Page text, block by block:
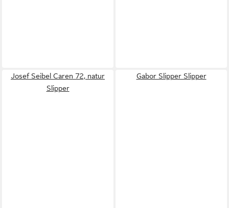
Josef Seibel Caren 72, natur
Slipper
Gabor Slipper Slipper